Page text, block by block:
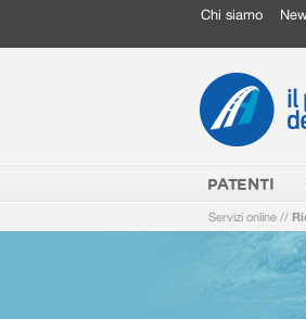
Chi siamo
PATENTI
Servizi online //